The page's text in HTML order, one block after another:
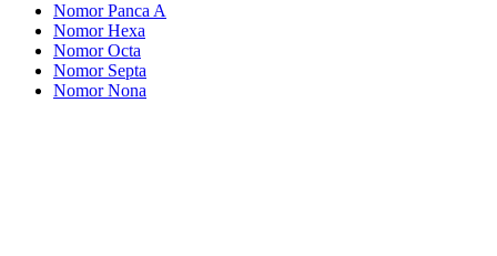
Nomor Panca A
Nomor Hexa
Nomor Octa
Nomor Septa
Nomor Nona